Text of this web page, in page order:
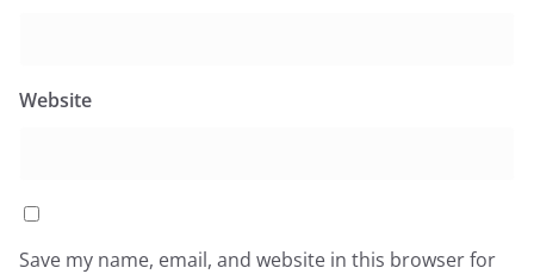
Website
Save my name, email, and website in this browser for